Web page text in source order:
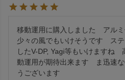
移動運用に購入しました　アル
少々の風でもいけそうです　ス
したV-DP, Yagi等もいけますね
動運用が期待出来ます　ま迅速
うございます